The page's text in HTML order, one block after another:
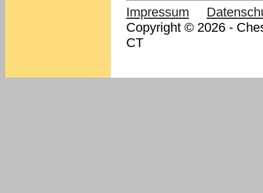
Impressum
Copyright © 2026 -
CT